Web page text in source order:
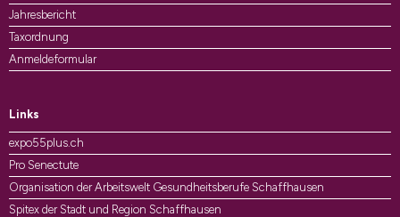
Jahresbericht
Taxordnung
Anmeldeformular
Links
expo55plus.ch
Pro Senectute
Organisation der Arbeitswelt Gesundheitsberufe Schaffhausen
Spitex der Stadt und Region Schaffhausen